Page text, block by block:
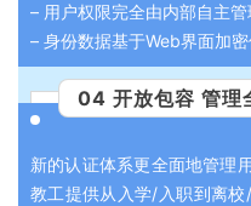
– 用户权限完全由内部自主
– 身份数据基于Web界面加密
04 开放包容 管理
新的认证体系更全面地管理
教工提供从入学/入职到离